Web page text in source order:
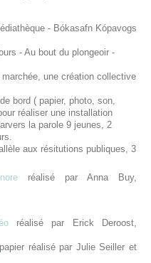
- Bókasafn Kópavogs
- Au bout du plongeoir -
une création collective
bord ( papier, photo, son,
réaliser une installation
la parole 9 jeunes, 2
aux résitutions publiques, 3
réalisé par Anna Buy,
réalisé par Erick Deroost,
papier réalisé par Julie Seiller et